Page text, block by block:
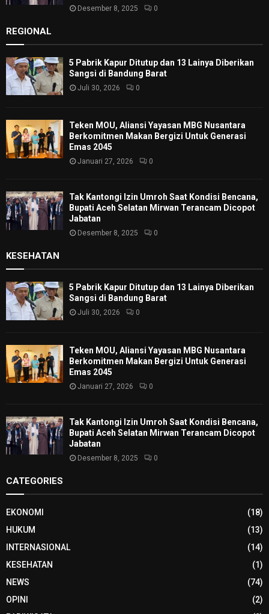
Desember 8, 2025 0
REGIONAL
5 Pabrik Kapur Ditutup dan 13 Lainya Diberikan
Sangsi di Bandung Barat
Juli 30, 2026 0
Teken MOU, Aliansi Yayasan MBG Nusantara
Berkomitmen Makan Bergizi Untuk Generasi
Emas 2045
Januari 27, 2026 0
Tak Kantongi Izin Umroh Saat Kondisi Bencana,
Bupati Aceh Selatan Mirwan Terancam Dicopot
Jabatan
Desember 8, 2025 0
KESEHATAN
5 Pabrik Kapur Ditutup dan 13 Lainya Diberikan
Sangsi di Bandung Barat
Juli 30, 2026 0
Teken MOU, Aliansi Yayasan MBG Nusantara
Berkomitmen Makan Bergizi Untuk Generasi
Emas 2045
Januari 27, 2026 0
Tak Kantongi Izin Umroh Saat Kondisi Bencana,
Bupati Aceh Selatan Mirwan Terancam Dicopot
Jabatan
Desember 8, 2025 0
CATEGORIES
EKONOMI
(18)
HUKUM
(13)
INTERNASIONAL
(14)
KESEHATAN
(1)
NEWS
(74)
OPINI
(2)